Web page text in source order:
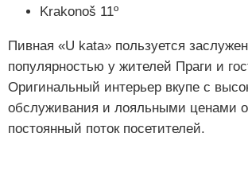
Krakonoš 11º
Пивная «U kata» пользуется
популярностью у жителей Праги и
Оригинальный интерьер вкупе с
обслуживания и лояльными ценами
постоянный поток посетителей.